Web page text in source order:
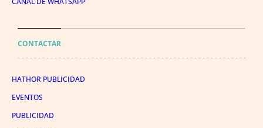
CONTACTAR
HATHOR PUBLICIDAD
EVENTOS
PUBLICIDAD